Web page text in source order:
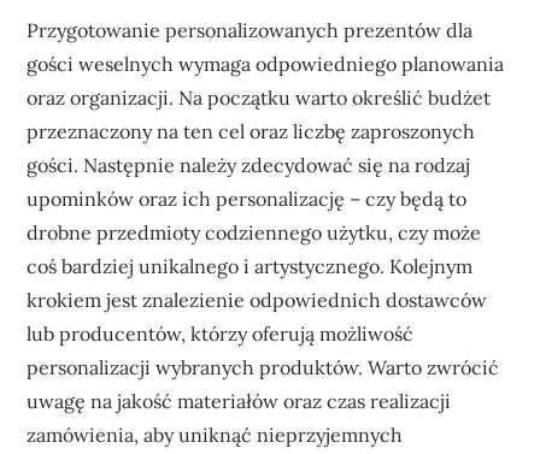
Przygotowanie personalizowanych prezentów dla
gości weselnych wymaga odpowiedniego planowania
oraz organizacji. Na początku warto określić budżet
przeznaczony na ten cel oraz liczbę zaproszonych
gości. Następnie należy zdecydować się na rodzaj
upominków oraz ich personalizację – czy będą to
drobne przedmioty codziennego użytku, czy może
coś bardziej unikalnego i artystycznego. Kolejnym
krokiem jest znalezienie odpowiednich dostawców
lub producentów, którzy oferują możliwość
personalizacji wybranych produktów. Warto zwrócić
uwagę na jakość materiałów oraz czas realizacji
zamówienia, aby uniknąć nieprzyjemnych